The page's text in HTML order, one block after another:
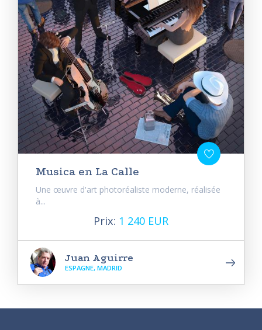
Musica en La Calle
Une œuvre d'art photoréaliste moderne, réalisée
à...
Prix: 1 240 EUR
Juan Aguirre
ESPAGNE, MADRID